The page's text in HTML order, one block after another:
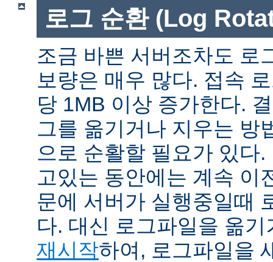
로그 순환 (Log
조금 바쁜 서버조차도 로
보량은 매우 많다. 접속
당 1MB 이상 증가한다.
그를 옮기거나 지우는 방
으로 순활할 필요가 있다
고있는 동안에는 계속 이
문에 서버가 실행중일때
다. 대신 로그파일을 옮
재시작하여, 로그파일을